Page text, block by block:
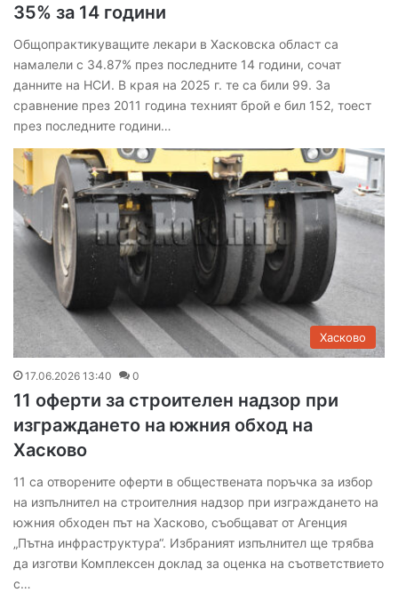
35% за 14 години
Общопрактикуващите лекари в Хасковска област са
намалели с 34.87% през последните 14 години, сочат
данните на НСИ. В края на 2025 г. те са били 99. За
сравнение през 2011 година техният брой е бил 152, тоест
през последните години…
Хасково
17.06.2026 13:40 0
11 оферти за строителен надзор при
изграждането на южния обход на
Хасково
11 са отворените оферти в обществената поръчка за избор
на изпълнител на строителния надзор при изграждането на
южния обходен път на Хасково, съобщават от Агенция
„Пътна инфраструктура“. Избраният изпълнител ще трябва
да изготви Комплексен доклад за оценка на съответствието
с…